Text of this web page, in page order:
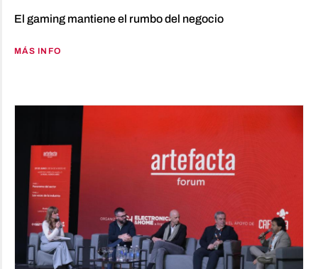
El gaming mantiene el rumbo del negocio
MÁS INFO